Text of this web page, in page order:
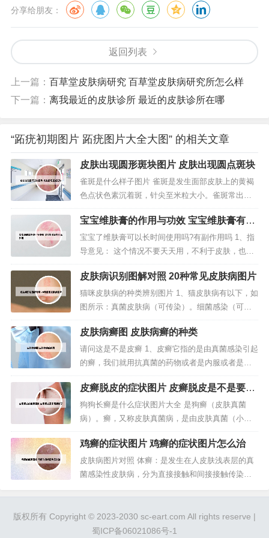
分享给朋友：
返回列表
上一篇： 百草堂皮肤病研究 百草堂皮肤病研究所怎么样
下一篇： 离我最近的皮肤诊所 最近的皮肤诊所在哪
“跖疣初期图片 跖疣图片大全大图” 的相关文章
皮肤出现圆形斑块图片 皮肤出现圆点斑块
雀斑是什么样子图片 雀斑是发生面部皮肤上的黄褐
色点状色素沉着斑，针尖至米粒大小。雀斑常出现
于前额、鼻梁和脸颊等处，偶尔也会出现于颈部、
肩部、手背等处。为常染色体显性遗传，尤以夏季
重，病变的发展与日晒有关。色斑只是一个笼统的
概念，它们都有一些共同的特征，那就是肤色偏
深、不均匀，随色素沉着的程度和位置的...
宝宝维肤膏的作用与功效 宝宝维肤膏有什
么作用
宝宝了维肤膏可以长时间使用吗?有副作用吗 1、指
导意见： 这个情况不要天天用，不利于皮肤，也是
会有一定的副作用，需要根据你的情况对症治疗
的。2、我建议维皮膏最好是不要经常使用，除了皮
肤有问题的时候。3、病情分析： 一般来来说，最好
不要超过7天的。 指导意见： 如果一停药就复发，
建议还是再次回去复查看...
皮肤病识别图解对照 20种常见皮肤病图片
猫咪皮肤病的种类辨别图片 1、猫皮肤病有以下，如
图所示：真菌皮肤病（可传染）。细菌感染（可传
染）。过敏（不可传染）。具体症状介绍如下：真
菌皮肤病（可传染）。2、猫癣 猫癣是一种常见的猫
皮肤病，多见于营养不良和体弱多病的猫，感染猫
的真菌有2种，即犬小孢子菌和须毛癣菌，98%是犬
小孢子菌，随着病的演变，...
皮肤病癣图 皮肤病癣的种类
请问这是不是皮癣 1、皮癣它指的是由真菌感染引起
的癣，我们就用抗真菌的药物或者是内服或者是外
用的药物来治疗。2、这是一个导致皮肤长癣的基础
因素。不注意卫生：平时生活中不注意卫生是导致
皮肤感染致病菌而引起癣的主要因素，比如有些人
平时没有勤换洗衣服，就非常容易导致皮肤被致病
菌感染。3、典型的`面癣诊断当...
皮癣脱皮的症状图片 皮癣脱皮是不是要好
了
狗狗长癣是什么症状图片大全 是狗癣（皮肤真菌
病）。癣，又称皮肤真菌病，是由皮肤真菌（小孢
子菌属和毛癣菌属）侵入皮肤被毛和爪部，寄生或
腐生于表皮，角质，被毛和爪部的角质蛋白组织中
所引起的一种真菌性传染病。皮肤受损，真菌很容
易入侵，或是洗澡经常没有吹干，有的狗狗就是洗
鸡癣的症状图片 鸡癣的症状图片怎么治
皮肤病图片对照 体癣：是发生在人皮肤浅表层的真
菌感染性皮肤病，分为直接接触和间接接触传染。
屑病 银屑病是一种自身免疫性疾病。症状通常包括
皮肤发痒，覆盖鳞屑的斑块。受银屑病影响的皮肤
版权所有 Copyright © 2023-2030 sc-eart.com All rights reserve |
蜀ICP备06021086号-1